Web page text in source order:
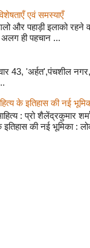
विशेषताएँ एवं
और पहाड़ी इलाको रहने
ही पहचान ...
43, 'अर्हत',पंचशील नगर,
के इतिहास की नई
: प्रो शैलेंद्रकुमार
इतिहास की नई भूमिका :